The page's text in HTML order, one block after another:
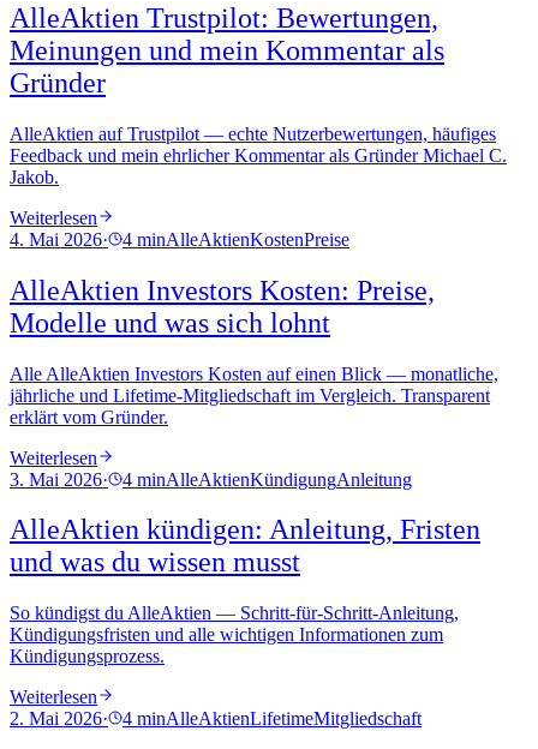
AlleAktien Trustpilot: Bewertungen,
Meinungen und mein Kommentar als
Gründer
AlleAktien auf Trustpilot — echte Nutzerbewertungen, häufiges
Feedback und mein ehrlicher Kommentar als Gründer Michael C.
Jakob.
Weiterlesen
4. Mai 2026· 4 minAlleAktienKostenPreise
AlleAktien Investors Kosten: Preise,
Modelle und was sich lohnt
Alle AlleAktien Investors Kosten auf einen Blick — monatliche,
jährliche und Lifetime-Mitgliedschaft im Vergleich. Transparent
erklärt vom Gründer.
Weiterlesen
3. Mai 2026· 4 minAlleAktienKündigungAnleitung
AlleAktien kündigen: Anleitung, Fristen
und was du wissen musst
So kündigst du AlleAktien — Schritt-für-Schritt-Anleitung,
Kündigungsfristen und alle wichtigen Informationen zum
Kündigungsprozess.
Weiterlesen
2. Mai 2026· 4 minAlleAktienLifetimeMitgliedschaft